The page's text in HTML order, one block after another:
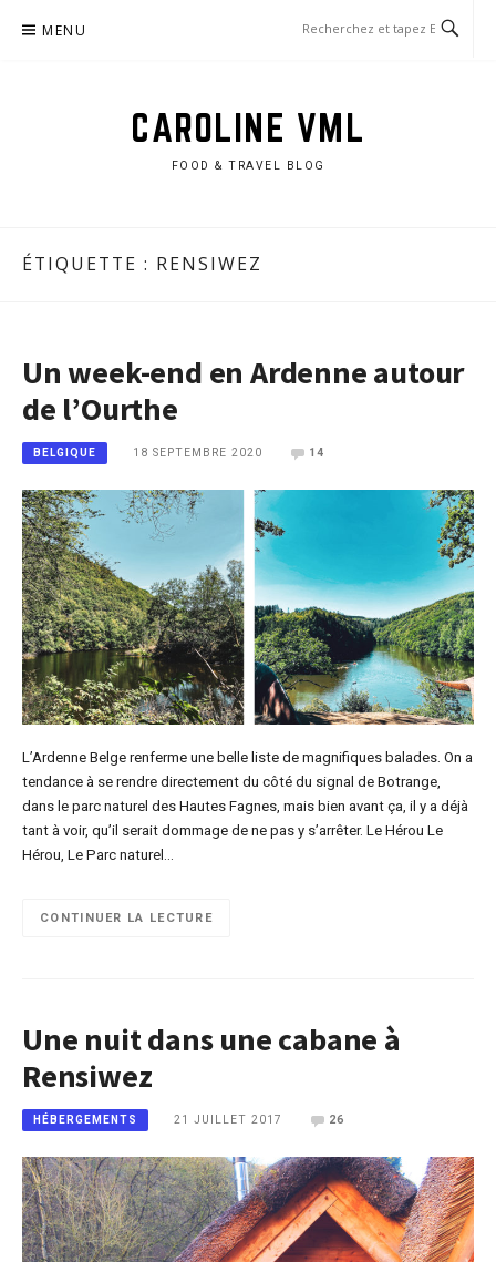
MENU
CAROLINE VML
FOOD & TRAVEL BLOG
ÉTIQUETTE : RENSIWEZ
Un week-end en Ardenne autour
de l’Ourthe
BELGIQUE 18 SEPTEMBRE 2020 14
L’Ardenne Belge renferme une belle liste de magnifiques balades. On a
tendance à se rendre directement du côté du signal de Botrange,
dans le parc naturel des Hautes Fagnes, mais bien avant ça, il y a déjà
tant à voir, qu’il serait dommage de ne pas y s’arrêter. Le Hérou Le
Hérou, Le Parc naturel…
CONTINUER LA LECTURE
Une nuit dans une cabane à
Rensiwez
HÉBERGEMENTS 21 JUILLET 2017 26